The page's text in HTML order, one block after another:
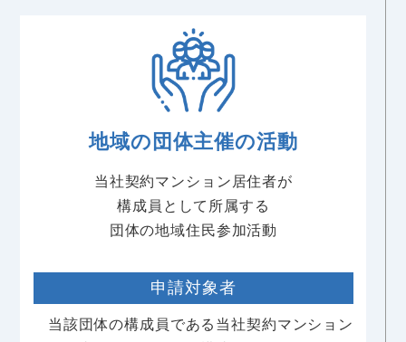
地域の団体主催の活動
当社契約マンション居住者が
構成員として所属する
団体の地域住民参加活動
申請対象者
当該団体の構成員である当社契約マンション